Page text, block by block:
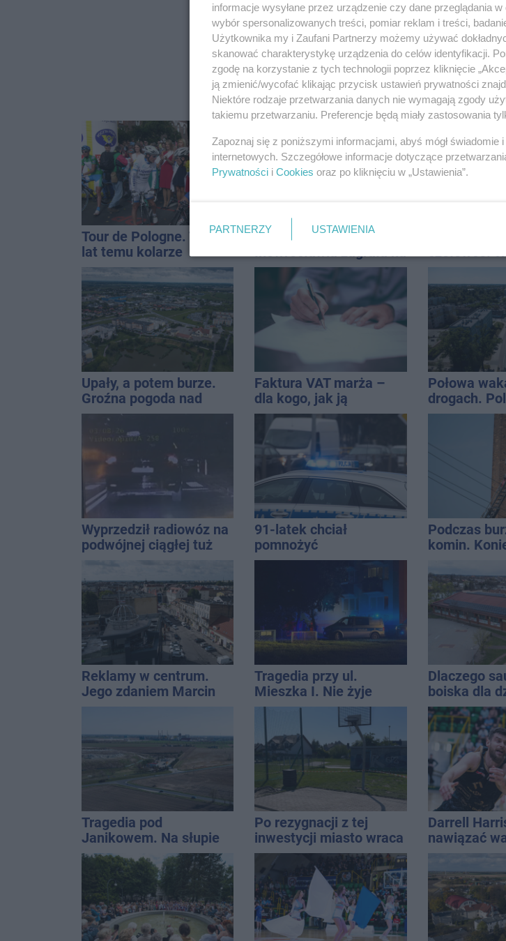
Tour de Pologne. Tak 21
lat temu kolarze
startowali z
Inowrocławia
Polifonika z
Inowrocławia zagrała na
Harendzie. Muzyczny
hołd dla Jana
Kasprowicza
czołówce.
miasto jest
najbardziej
na upały
Upały, a potem burze.
Groźna pogoda nad
naszym regionem
Faktura VAT marża –
dla kogo, jak ją
wystawić i jak rozliczyć
Połowa
drogach.
Wyprzedził radiowóz na
podwójnej ciągłej tuż
przed pasami
91-latek chciał
pomnożyć
oszczędności. Stracił
ponad 10 tys. zł
Podczas
komin.
Reklamy w centrum.
Jego zdaniem Marcin
Tragedia przy ul.
Mieszka I. Nie żyje
osoba, która wypadła z
czwartego piętra
Dlaczego
boiska dla
Ratusz
Tragedia pod
Janikowem. Na słupie
energetycznym
znaleziono ciało
mężczyzny
Po rezygnacji z tej
inwestycji miasto wraca
do tematu
Darrell
nawiązać
każdym w
informacje wysyłane przez urządzenie czy dane przeglądania
wybór spersonalizowanych treści, pomiar reklam i treści,
Użytkownika my i Zaufani Partnerzy możemy używać
skanować charakterystykę urządzenia do celów identyfikacji.
zgodę na korzystanie z tych technologii poprzez kliknięcie
ją zmienić/wycofać klikając przycisk ustawień prywatności
Niektóre rodzaje przetwarzania danych nie wymagają zgody
takiemu przetwarzaniu. Preferencje będą miały zastosowania
Zapoznaj się z poniższymi informacjami, abyś mógł
internetowych. Szczegółowe informacje dotyczące
Prywatności i Cookies oraz po kliknięciu w „Ustawienia”.
PARTNERZY USTAWIENIA